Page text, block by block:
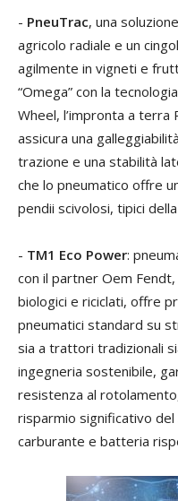
- PneuTrac, una
agricolo radiale e un
agilmente in vigneti e
“Omega” con la
Wheel, l’impronta a
assicura una
trazione e una stabilità
che lo pneumatico offre
pendii scivolosi, tipici
- TM1 Eco Power:
con il partner Oem
biologici e riciclati, offre
pneumatici standard su
sia a trattori tradizionali
ingegneria sostenibile,
resistenza al
risparmio significativo
carburante e batteria